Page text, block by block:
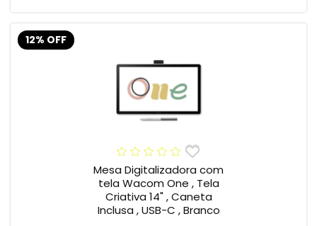
12% OFF
Mesa Digitalizadora com
tela Wacom One , Tela
Criativa 14" , Caneta
Inclusa , USB-C , Branco